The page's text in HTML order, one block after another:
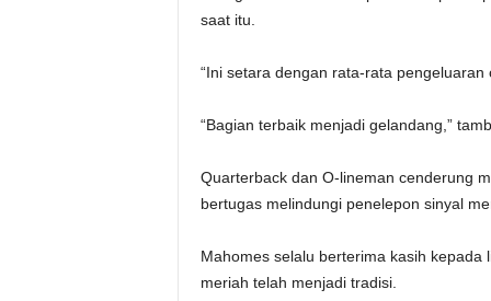
saat itu.
“Ini setara dengan rata-rata
“Bagian terbaik menjadi gelandang,”
Quarterback dan O-lineman cenderung
bertugas melindungi penelepon sinyal
Mahomes selalu berterima kasih
meriah telah menjadi tradisi.